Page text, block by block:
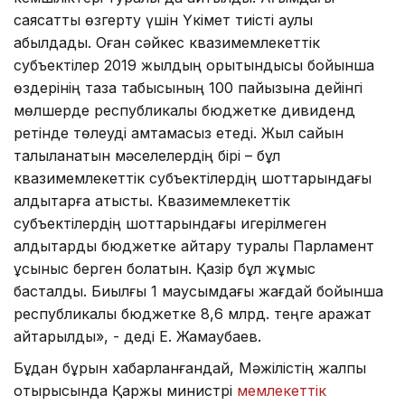
саясатты өзгерту үшін Үкімет тиісті қаулы
қабылдады. Оған сәйкес квазимемлекеттік
субъектілер 2019 жылдың қорытындысы бойынша
өздерінің таза табысының 100 пайызына дейінгі
мөлшерде республикалық бюджетке дивиденд
ретінде төлеуді қамтамасыз етеді. Жыл сайын
талқыланатын мәселелердің бірі – бұл
квазимемлекеттік субъектілердің шоттарындағы
қалдықтарға қатысты. Квазимемлекеттік
субъектілердің шоттарындағы игерілмеген
қалдықтарды бюджетке қайтару туралы Парламент
ұсыныс берген болатын. Қазір бұл жұмыс
басталды. Биылғы 1 маусымдағы жағдай бойынша
республикалық бюджетке 8,6 млрд. теңге қаражат
қайтарылды», - деді Е. Жамаубаев.
Бұдан бұрын хабарланғандай, Мәжілістің жалпы
отырысында Қаржы министрі мемлекеттік